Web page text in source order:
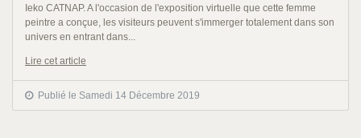
Ieko CATNAP. A l'occasion de l'exposition virtuelle que cette femme
peintre a conçue, les visiteurs peuvent s'immerger totalement dans son
univers en entrant dans...
Lire cet article
Publié le Samedi 14 Décembre 2019